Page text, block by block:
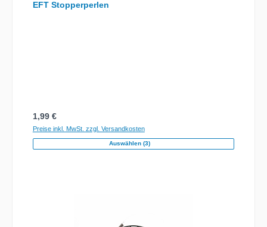
EFT Stopperperlen
Regulärer Preis:
1,99 €
Preise inkl. MwSt. zzgl. Versandkosten
Auswählen (3)